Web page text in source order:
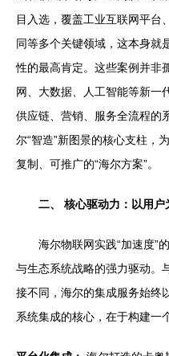
目入选，覆盖工业互联网平台
同等多个关键领域，这本身就
性的最高肯定。这些案例并非
网、大数据、人工智能等新一
供应链、营销、服务全流程的
尔“智造”新图景的核心支柱，
复制、可推广的“海尔方案”。
二、 核心驱动力：以用
海尔物联网实践“加速度”
与生态系统战略的强力驱动。
接不同，海尔的集成服务始终
系统集成的核心，在于构建一